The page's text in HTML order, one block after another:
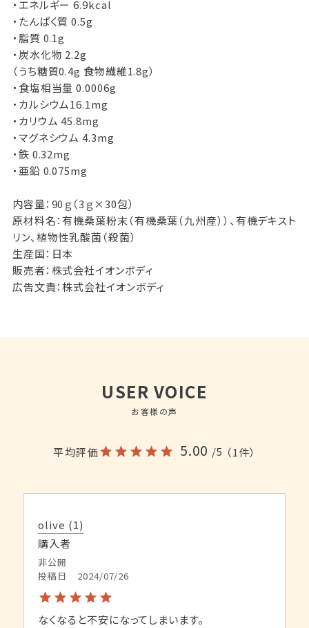
・エネルギー 6.9kcal
・たんぱく質 0.5g
・脂質 0.1g
・炭水化物 2.2g
（うち糖質0.4g 食物繊維1.8g）
・食塩相当量 0.0006g
・カルシウム16.1mg
・カリウム 45.8mg
・マグネシウム 4.3mg
・鉄 0.32mg
・亜鉛 0.075mg
内容量：90ｇ（3ｇ×30包）
原材料名：有機桑葉粉末（有機桑葉（九州産））、有機デキスト
リン、植物性乳酸菌（殺菌）
生産国：日本
販売者：株式会社イオンボディ
広告文責：株式会社イオンボディ
USER VOICE
お客様の声
平均評価 5.00 /5 （1件）
olive
1
購入者
非公開
投稿日
2024/07/26
なくなると不安になってしまいます。